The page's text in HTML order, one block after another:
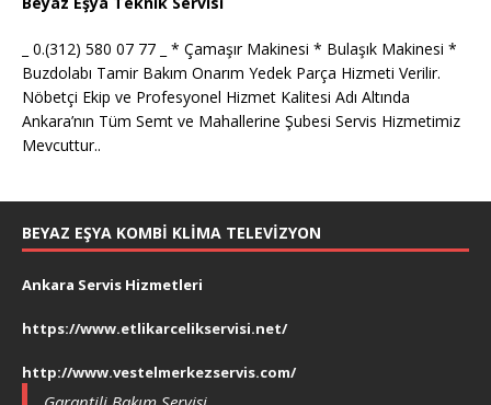
_ 0.(312) 580 07 77 _ * Çamaşır Makinesi * Bulaşık Makinesi *
Buzdolabı Tamir Bakım Onarım Yedek Parça Hizmeti Verilir.
Nöbetçi Ekip ve Profesyonel Hizmet Kalitesi Adı Altında
Ankara’nın Tüm Semt ve Mahallerine Şubesi Servis Hizmetimiz
Mevcuttur..
BEYAZ EŞYA KOMBI KLIMA TELEVIZYON
Ankara Servis Hizmetleri
https://www.etlikarcelikservisi.net/
http://www.vestelmerkezservis.com/